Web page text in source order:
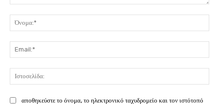
αποθηκεύστε το όνομα, το ηλεκτρονικό ταχυδρομείο και τον ιστότοπό